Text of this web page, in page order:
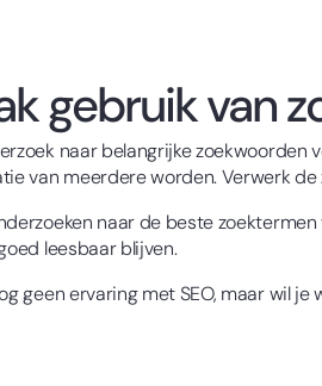
gebruik van
naar belangrijke
van meerdere worden. Verwerk
naar de beste
leesbaar blijven.
geen ervaring met SEO, maar wil